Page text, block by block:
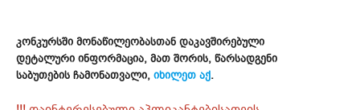
კონკურსში მონაწილეობასთან დაკავშირებული
დეტალური ინფორმაცია, მათ შორის, წარსადგენი
საბუთების ჩამონათვალი, იხილეთ აქ.